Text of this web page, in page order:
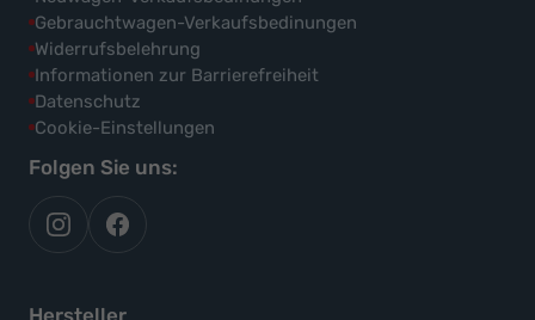
Gebrauchtwagen-Verkaufsbedinungen
Widerrufsbelehrung
Informationen zur Barrierefreiheit
Datenschutz
Cookie-Einstellungen
Folgen Sie uns:
autoflex
auf
autoflex24
auf